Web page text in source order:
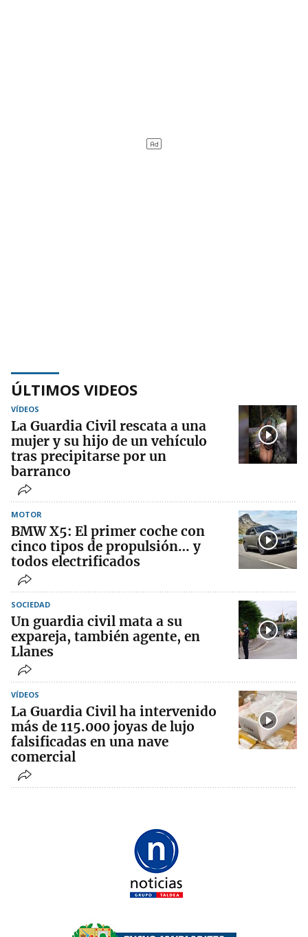
ÚLTIMOS VIDEOS
VÍDEOS
La Guardia Civil rescata a una
mujer y su hijo de un vehículo
tras precipitarse por un
barranco
MOTOR
BMW X5: El primer coche con
cinco tipos de propulsión… y
todos electrificados
SOCIEDAD
Un guardia civil mata a su
expareja, también agente, en
Llanes
VÍDEOS
La Guardia Civil ha intervenido
más de 115.000 joyas de lujo
falsificadas en una nave
comercial